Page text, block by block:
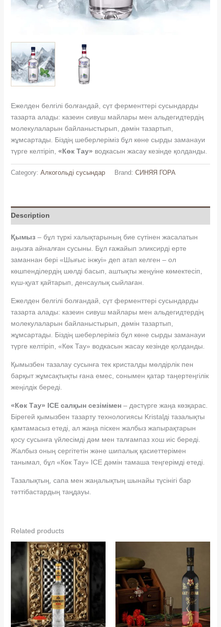
Ежелден белгілі болғандай, сүт ферменттері сусындарды
тазарта алады: казеин сивуш майлары мен альдегидтердің
молекулаларын байланыстырып, дәмін тазартып,
жұмсартады. Біздің шеберлеріміз бұл көне сырды заманауи
түрге келтіріп, «Көк Тау» водкасын жасау кезінде қолданды.
Category: Алкогольді сусындар Brand: СИНЯЯ ГОРА
Description
Қымыз– бұл түркі халықтарының бие сүтінен жасалатын
аңызға айналған сусыны. Бұл ғажайып эликсирді ерте
заманнан бері «Шығыс інжуі» деп атап келген – ол
көшпенділердің шөлді басып, аштықты жеңуіне көмектесіп,
күш-қуат қайтарып, денсаулық сыйлаған.
Ежелден белгілі болғандай, сүт ферменттері сусындарды
тазарта алады: казеин сивуш майлары мен альдегидтердің
молекулаларын байланыстырып, дәмін тазартып,
жұмсартады. Біздің шеберлеріміз бұл көне сырды заманауи
түрге келтіріп, «Көк Тау» водкасын жасау кезінде қолданды.
Қымызбен тазалау сусынға тек кристалды мөлдірлік пен
барқыт жұмсақтықты ғана емес, сонымен қатар таңертеңгілік
жеңілдік береді.
«Көк Тау» ICE салқын сезімімен– дәстүрге жаңа көзқарас.
Бірегей қымызбен тазарту технологиясы Kristalді тазалықты
қамтамасыз етеді, ал жаңа піскен жалбыз жапырақтарын
қосу сусынға үйлесімді дәм мен талғампаз хош иіс береді.
Жалбыз оның сергітетін және шипалық қасиеттерімен
танымал, бұл «Көк Тау» ICE дәмін тамаша теңгерімді етеді.
Тазалықтың, сапа мен жаңалықтың шынайы түсінігі бар
тәттібастардың таңдауы.
Related products